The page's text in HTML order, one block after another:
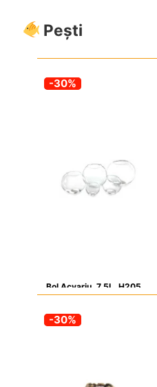
Pești
-30%
Bol Acvariu, 7.5L, H205
-30%